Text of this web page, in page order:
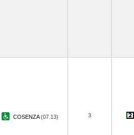
COSENZA(07.13) 3